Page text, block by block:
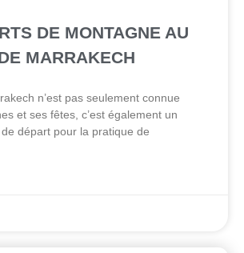
DE MONTAGNE AU
MARRAKECH
n’est pas seulement connue
et ses fêtes, c’est également un
départ pour la pratique de